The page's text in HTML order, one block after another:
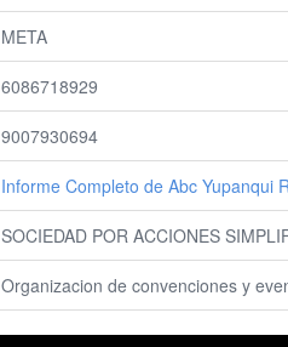
META
6086718929
9007930694
Informe Completo de Abc Yupanqui
SOCIEDAD POR ACCIONES
Organizacion de convenciones y